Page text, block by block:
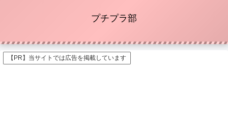
プチプラ部
【PR】当サイトでは広告を掲載しています